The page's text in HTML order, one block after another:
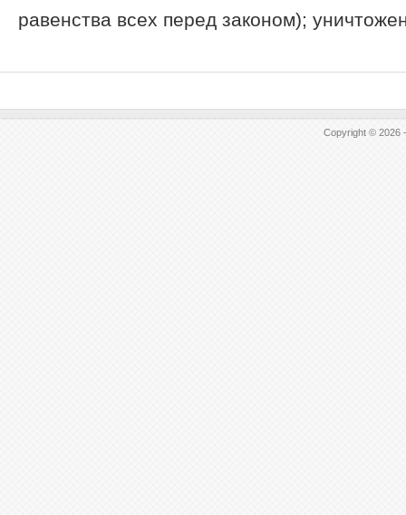
равенства всех перед законом);
Copyright © 2026